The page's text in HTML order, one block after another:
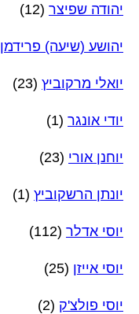
יהודה שפיצר (12)
יהושע (שיעה) פרידמן
יואלי מרקוביץ (23)
יודי אונגר (1)
יוחנן אורי (23)
יונתן הרשקוביץ (1)
יוסי אדלר (112)
יוסי אייזן (25)
יוסי פולצ'ק (2)